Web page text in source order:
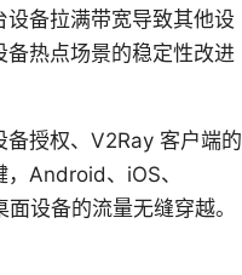
备拉满带宽导致其他设
热点场景的稳定性改进
授权、V2Ray 客户端的
Android、iOS、
设备的流量无缝穿越。